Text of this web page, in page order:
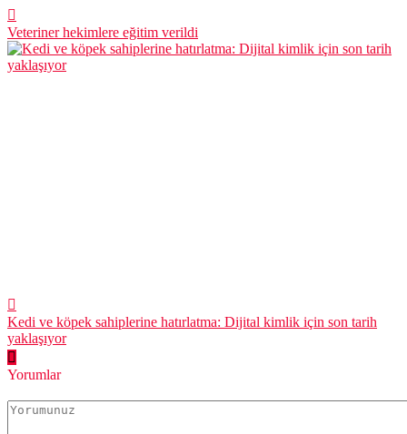
Veteriner hekimlere eğitim verildi
Kedi ve köpek sahiplerine hatırlatma: Dijital kimlik için son tarih
yaklaşıyor
Yorumlar